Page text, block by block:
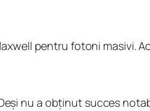
pentru fotoni masivi.
nu a obținut succes